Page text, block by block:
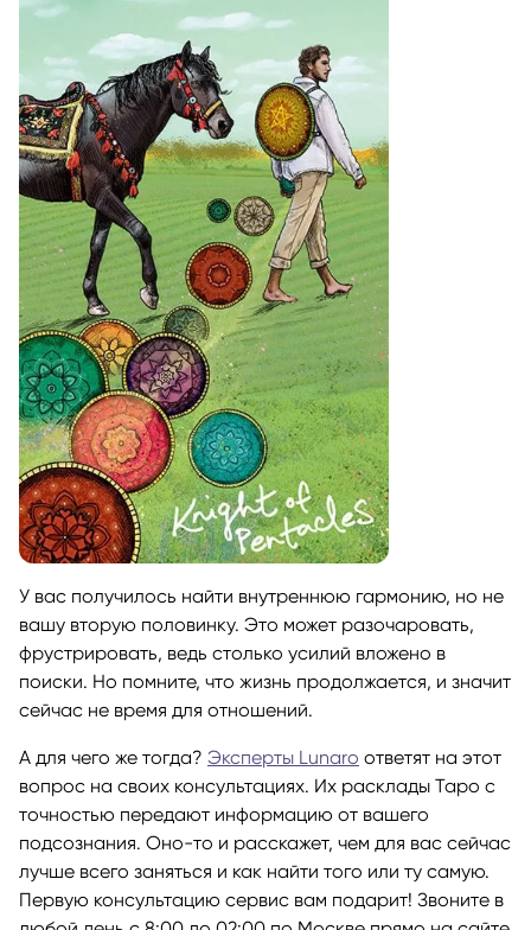
У вас получилось найти внутреннюю гармонию, но не
вашу вторую половинку. Это может разочаровать,
фрустрировать, ведь столько усилий вложено в
поиски. Но помните, что жизнь продолжается, и значит
сейчас не время для отношений.
А для чего же тогда? Эксперты Lunaro ответят на этот
вопрос на своих консультациях. Их расклады Таро с
точностью передают информацию от вашего
подсознания. Оно-то и расскажет, чем для вас сейчас
лучше всего заняться и как найти того или ту самую.
Первую консультацию сервис вам подарит! Звоните в